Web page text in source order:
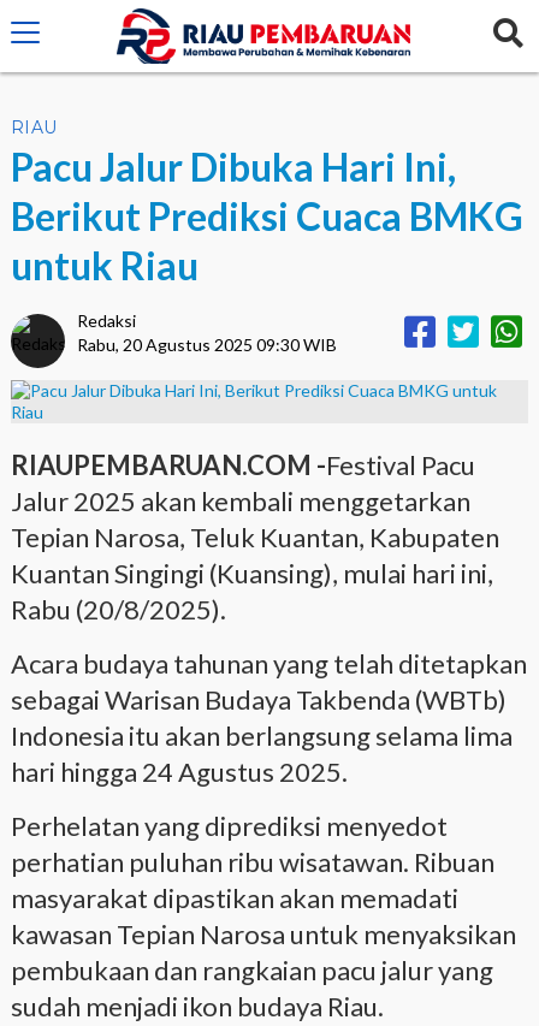
crossorigin="anonymous">
RIAU
Pacu Jalur Dibuka Hari Ini,
Berikut Prediksi Cuaca BMKG
untuk Riau
Redaksi
Rabu, 20 Agustus 2025 09:30 WIB
RIAUPEMBARUAN.COM -Festival Pacu
Jalur 2025 akan kembali menggetarkan
Tepian Narosa, Teluk Kuantan, Kabupaten
Kuantan Singingi (Kuansing), mulai hari ini,
Rabu (20/8/2025).
Acara budaya tahunan yang telah ditetapkan
sebagai Warisan Budaya Takbenda (WBTb)
Indonesia itu akan berlangsung selama lima
hari hingga 24 Agustus 2025.
Perhelatan yang diprediksi menyedot
perhatian puluhan ribu wisatawan. Ribuan
masyarakat dipastikan akan memadati
kawasan Tepian Narosa untuk menyaksikan
pembukaan dan rangkaian pacu jalur yang
sudah menjadi ikon budaya Riau.